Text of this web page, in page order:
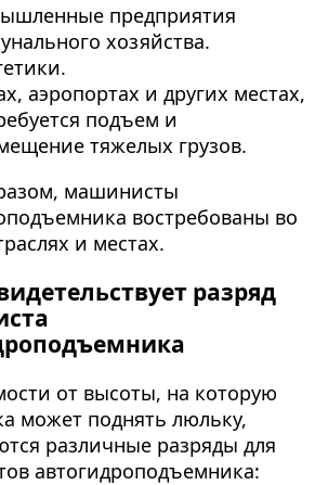
предприятия
хозяйства.
аэропортах и других местах,
подъем и
тяжелых грузов.
машинисты
востребованы во
и местах.
разряд
от высоты, на которую
может поднять люльку,
различные разряды для
автогидроподъемника: